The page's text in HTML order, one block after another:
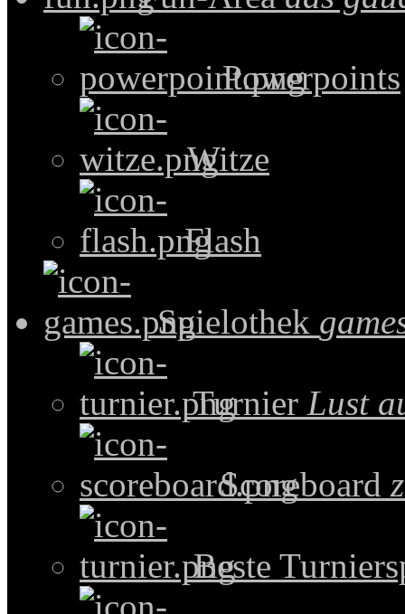
Powerpoints
Witze
Flash
Spielothek
Turnier Lust
Scoreboard
Beste